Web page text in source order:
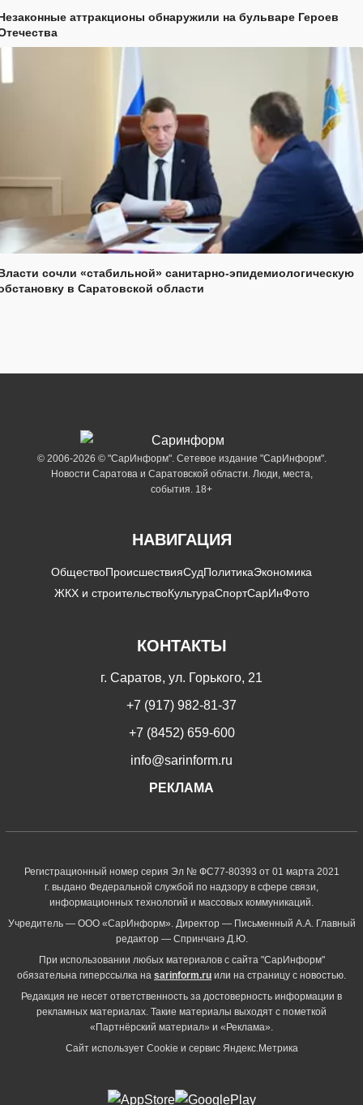
аттракционы обнаружили на бульваре Героев
сочли «стабильной» санитарно-эпидемиологическую
в Саратовской области
© 2006-2026 © "СарИнформ". Сетевое издание "СарИнформ".
Новости Саратова и Саратовской области. Люди, места,
события. 18+
НАВИГАЦИЯ
ОбществоПроисшествияСудПолитикаЭкономика
ЖКХ и строительствоКультураСпортСарИнФото
КОНТАКТЫ
г. Саратов, ул. Горького, 21
+7 (917) 982-81-37
+7 (8452) 659-600
info@sarinform.ru
РЕКЛАМА
Регистрационный номер серия Эл № ФС77-80393 от 01 марта 2021
г. выдано Федеральной службой по надзору в сфере связи,
информационных технологий и массовых коммуникаций.
Учредитель — ООО «СарИнформ». Директор — Письменный А.А. Главный
редактор — Спринчанэ Д.Ю.
При использовании любых материалов с сайта "СарИнформ"
обязательна гиперссылка на sarinform.ru или на страницу с новостью.
Редакция не несет ответственность за достоверность информации в
рекламных материалах. Такие материалы выходят с пометкой
«Партнёрский материал» и «Реклама».
Сайт использует Cookie и сервиc Яндекс.Метрика